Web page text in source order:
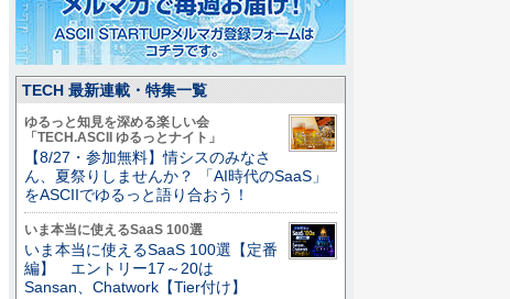
TECH 最新連載・特集一覧
ゆるっと知見を深める楽しい会
「TECH.ASCII ゆるっとナイト」
【8/27・参加無料】情シスのみなさ
ん、夏祭りしませんか？ 「AI時代のSaaS」
をASCIIでゆるっと語り合おう！
いま本当に使えるSaaS 100選
いま本当に使えるSaaS 100選【定番
編】 エントリー17～20は
Sansan、Chatwork【Tier付け】